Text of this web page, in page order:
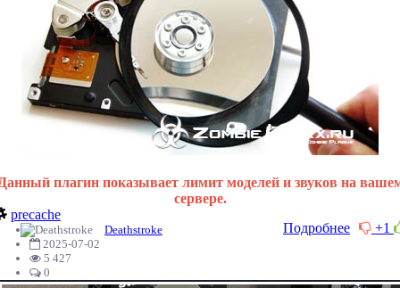
плагин показывает лимит моделей и звуков на
сервере.
precache
+1
Подробнее
Deathstroke
2025-07-02
5 427
0